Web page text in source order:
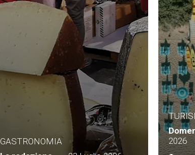
GASTRONOMIA
2026